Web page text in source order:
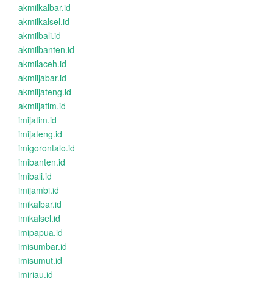
akmilkalbar.id
akmilkalsel.id
akmilbali.id
akmilbanten.id
akmilaceh.id
akmiljabar.id
akmiljateng.id
akmiljatim.id
imijatim.id
imijateng.id
imigorontalo.id
imibanten.id
imibali.id
imijambi.id
imikalbar.id
imikalsel.id
imipapua.id
imisumbar.id
imisumut.id
imiriau.id